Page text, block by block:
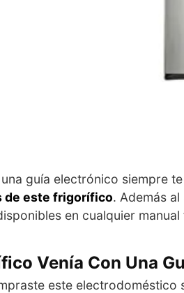
guía electrónico siempre
de este frigorífico. Además
en cualquier
Venía Con Una
este electrodoméstico